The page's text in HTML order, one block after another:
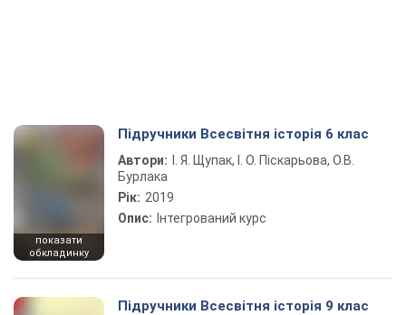
показати
обкладинку
Підручники Всесвітня історія 6 клас
Автори:
І. Я. Щупак, І. О. Піскарьова, О.В.
Бурлака
Рік: 2019
Опис: Інтегрований курс
Підручники Всесвітня історія 9 клас